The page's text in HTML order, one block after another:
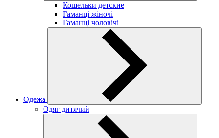
Кошельки детские
Гаманці жіночі
Гаманці чоловічі
Одежа
Одяг дитячий